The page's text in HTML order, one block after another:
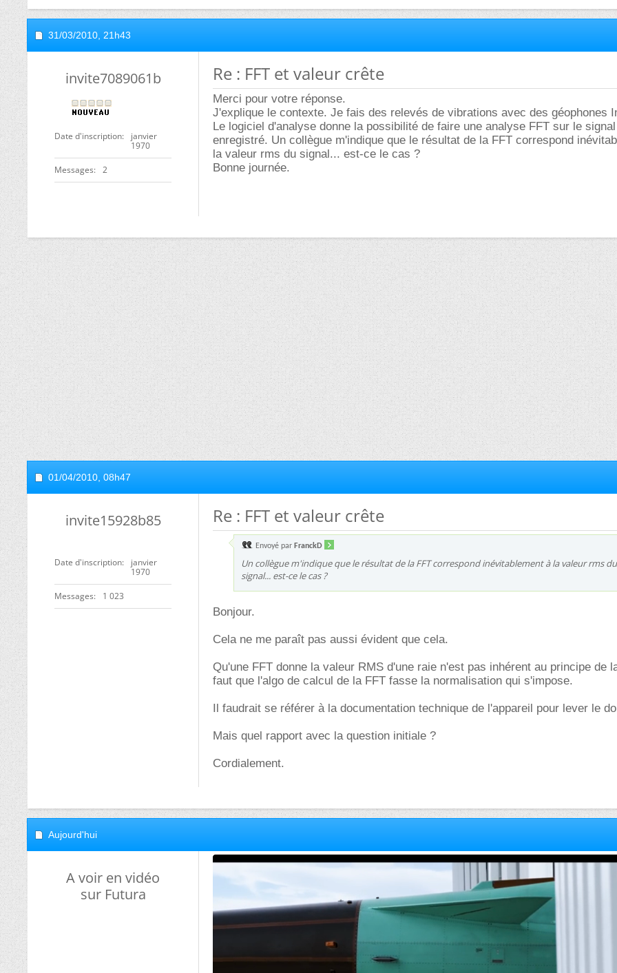
31/03/2010, 21h43
invite7089061b
Date d'inscription
janvier
1970
Messages 2
Re : FFT et valeur crête
Merci pour votre réponse.
J'explique le contexte. Je fais des relevés de vibrations avec des géophones
Le logiciel d'analyse donne la possibilité de faire une analyse FFT sur le signal
enregistré. Un collègue m'indique que le résultat de la FFT correspond
la valeur rms du signal... est-ce le cas ?
Bonne journée.
01/04/2010, 08h47
invite15928b85
Date d'inscription
janvier
1970
Messages 1 023
Re : FFT et valeur crête
Envoyé par FranckD
Un collègue m'indique que le résultat de la FFT correspond inévitablement à la valeur rms du
signal... est-ce le cas ?
Bonjour.
Cela ne me paraît pas aussi évident que cela.
Qu'une FFT donne la valeur RMS d'une raie n'est pas inhérent au principe de
faut que l'algo de calcul de la FFT fasse la normalisation qui s'impose.
Il faudrait se référer à la documentation technique de l'appareil pour lever le
Mais quel rapport avec la question initiale ?
Cordialement.
Aujourd'hui
A voir en vidéo
sur Futura